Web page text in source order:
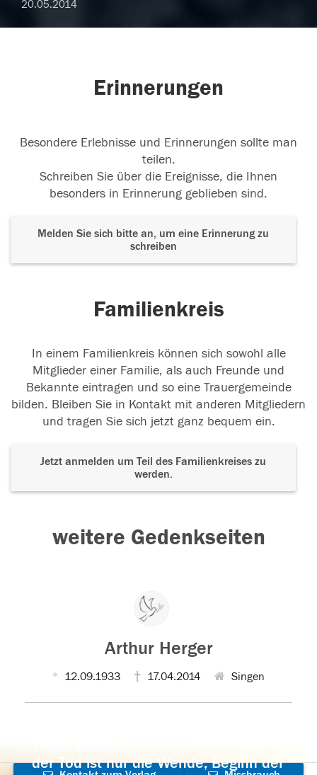
20.05.2014
Erinnerungen
Besondere Erlebnisse und Erinnerungen sollte man
teilen.
Schreiben Sie über die Ereignisse, die Ihnen
besonders in Erinnerung geblieben sind.
Melden Sie sich bitte an, um eine Erinnerung zu
schreiben
Familienkreis
In einem Familienkreis können sich sowohl alle
Mitglieder einer Familie, als auch Freunde und
Bekannte eintragen und so eine Trauergemeinde
bilden. Bleiben Sie in Kontakt mit anderen Mitgliedern
und tragen Sie sich jetzt ganz bequem ein.
Jetzt anmelden um Teil des Familienkreises zu
werden.
weitere Gedenkseiten
Arthur Herger
12.09.1933 17.04.2014 Singen
der Tod ist nur die Wende, Beginn der